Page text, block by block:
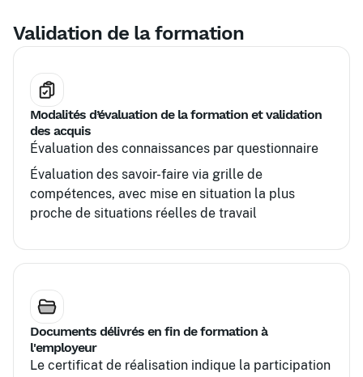
Validation de la formation
Modalités d’évaluation de la formation et validation
des acquis
Évaluation des connaissances par questionnaire
Évaluation des savoir-faire via grille de
compétences, avec mise en situation la plus
proche de situations réelles de travail
Documents délivrés en fin de formation à
l'employeur
Le certificat de réalisation indique la participation